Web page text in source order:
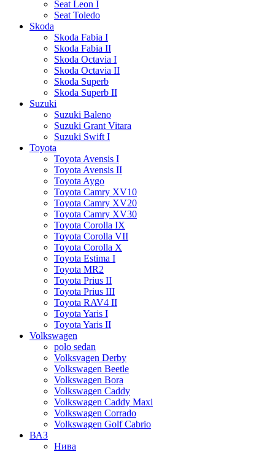
Seat Leon I
Seat Toledo
Skoda
Skoda Fabia I
Skoda Fabia II
Skoda Octavia I
Skoda Octavia II
Skoda Superb
Skoda Superb II
Suzuki
Suzuki Baleno
Suzuki Grant Vitara
Suzuki Swift I
Toyota
Toyota Avensis I
Toyota Avensis II
Toyota Aygo
Toyota Camry XV10
Toyota Camry XV20
Toyota Camry XV30
Toyota Corolla IX
Toyota Corolla VII
Toyota Corolla X
Toyota Estima I
Toyota MR2
Toyota Prius II
Toyota Prius III
Toyota RAV4 II
Toyota Yaris I
Toyota Yaris II
Volkswagen
polo sedan
Volksvagen Derby
Volkswagen Beetle
Volkswagen Bora
Volkswagen Caddy
Volkswagen Caddy Maxi
Volkswagen Corrado
Volkswagen Golf Cabrio
ВАЗ
Нива